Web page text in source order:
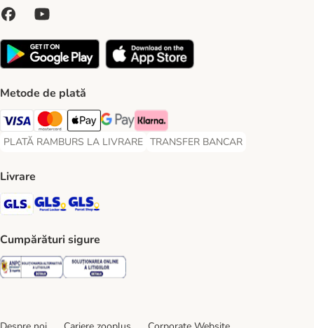
Metode de plată
Visa Payment Method
Master Card Payment Method
Apple Pay Payment Method
Google Pay Payment Method
Klarna Payment Method
PLATĂ RAMBURS LA LIVRARE
PLATĂ RAMBURS LA LIVRARE Payment Method
TRANSFER BANCAR
TRANSFER BANCAR Payment
Livrare
GLS Shipping Method
GLS Locker Shipping Method
Cumpărături sigure
Security Security